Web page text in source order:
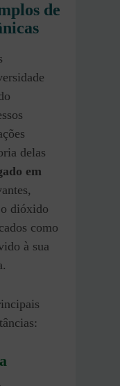
de
delas
em
dióxido
como
à sua